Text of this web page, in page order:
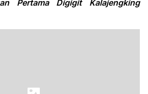
Pertama Digigit Kalajengking